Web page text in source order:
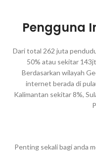
Pengguna
Dari total 262 juta
50% atau sekitar
Berdasarkan wilayah
internet berada di
Kalimantan sekitar 8%,
Penting sekali bagi anda